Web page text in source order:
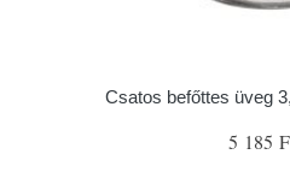
Csatos befőttes üveg
5 185